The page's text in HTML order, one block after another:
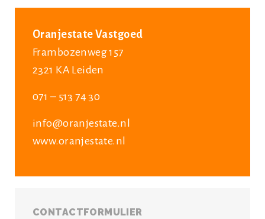
Oranjestate Vastgoed
Frambozenweg 157
2321 KA Leiden
071 – 513 74 30
info@oranjestate.nl
www.oranjestate.nl
CONTACTFORMULIER